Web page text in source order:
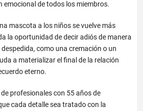
de todos los miembros.
mascota a los niñosse vuelve más
la oportunidad de decir adiós de manera
como una cremación o un
a materializar el final de la relación
eterno.
profesionales con 55 años de
cada detalle sea tratado con la